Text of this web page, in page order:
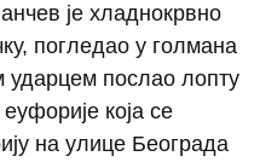
је хладнокрвно
погледао у голмана
послао лопту
која се
на улице Београда